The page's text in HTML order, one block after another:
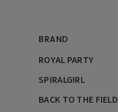
BRAND
ROYAL PARTY
SPIRALGIRL
BACK TO THE FIELD